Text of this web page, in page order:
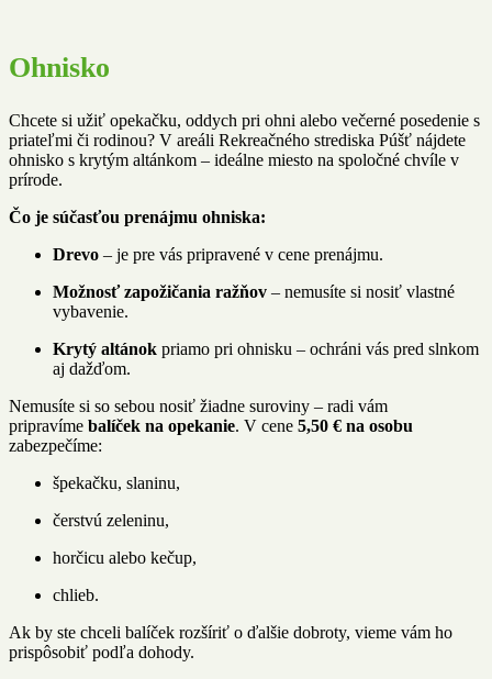
Ohnisko
Chcete si užiť opekačku, oddych pri ohni alebo večerné posedenie s
priateľmi či rodinou? V areáli Rekreačného strediska Púšť nájdete
ohnisko s krytým altánkom – ideálne miesto na spoločné chvíle v
prírode.
Čo je súčasťou prenájmu ohniska:
Drevo – je pre vás pripravené v cene prenájmu.
Možnosť zapožičania ražňov – nemusíte si nosiť vlastné
vybavenie.
Krytý altánok priamo pri ohnisku – ochráni vás pred slnkom
aj dažďom.
Nemusíte si so sebou nosiť žiadne suroviny – radi vám
pripravíme balíček na opekanie. V cene 5,50 € na osobu
zabezpečíme:
špekačku, slaninu,
čerstvú zeleninu,
horčicu alebo kečup,
chlieb.
Ak by ste chceli balíček rozšíriť o ďalšie dobroty, vieme vám ho
prispôsobiť podľa dohody.